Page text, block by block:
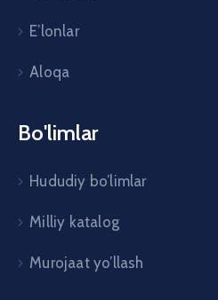
E’lonlar
Aloqa
Bo'limlar
Hududiy bo’limlar
Milliy katalog
Murojaat yo’llash